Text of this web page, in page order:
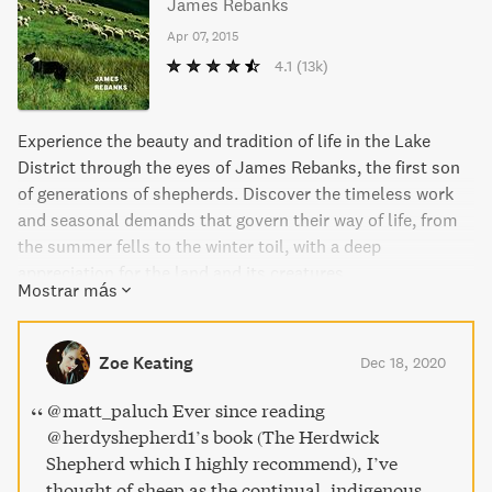
James Rebanks
Apr 07, 2015
4.1 (13k)
Experience the beauty and tradition of life in the Lake
District through the eyes of James Rebanks, the first son
of generations of shepherds. Discover the timeless work
and seasonal demands that govern their way of life, from
the summer fells to the winter toil, with a deep
Mostrar más
Zoe Keating Dec 18, 2020
@matt_paluch Ever since reading
@herdyshepherd1’s book (The Herdwick
Shepherd which I highly recommend), I’ve